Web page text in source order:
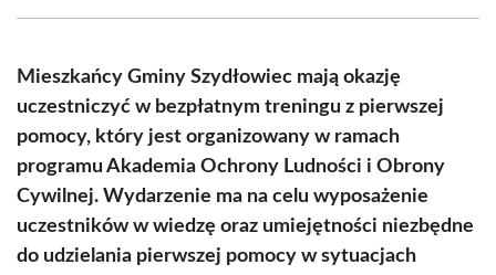
(Twitter)
Mieszkańcy Gminy Szydłowiec mają okazję
uczestniczyć w bezpłatnym treningu z pierwszej
pomocy, który jest organizowany w ramach
programu Akademia Ochrony Ludności i Obrony
Cywilnej. Wydarzenie ma na celu wyposażenie
uczestników w wiedzę oraz umiejętności niezbędne
do udzielania pierwszej pomocy w sytuacjach